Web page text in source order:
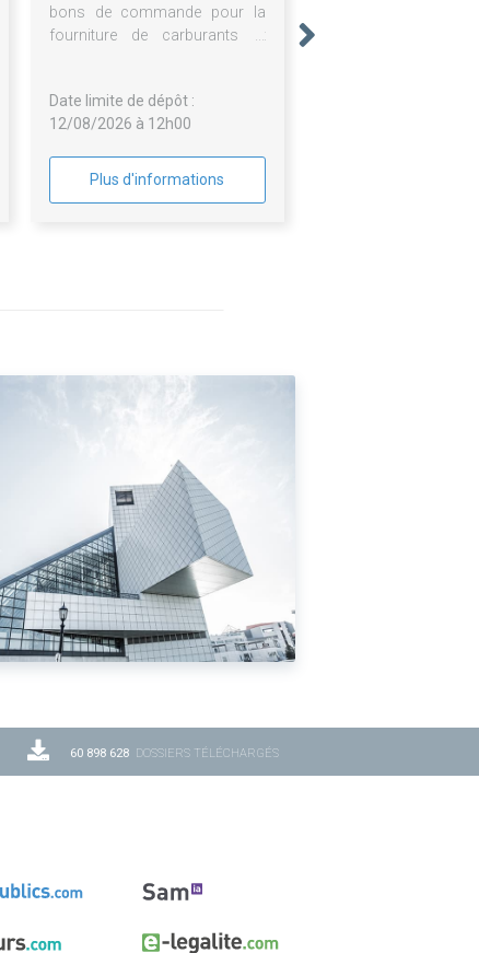
bons de commande pour la
fourniture de carburants et
véhicules avec gestion via un
espace client en ligne
Date limite de dépôt :
12/08/2026 à 12h00
Plus d'informations
60 898 628 DOSSIERS TÉLÉCHARGÉS